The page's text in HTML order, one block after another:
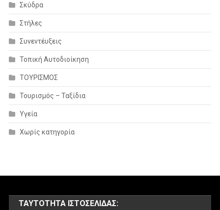
Σκύδρα
Στήλες
Συνεντέυξεις
Τοπική Αυτοδιοίκηση
ΤΟΥΡΙΣΜΟΣ
Τουρισμός – Ταξίδια
Υγεία
Χωρίς κατηγορία
ΤΑΥΤΌΤΗΤΑ ΙΣΤΟΣΕΛΊΔΑΣ: